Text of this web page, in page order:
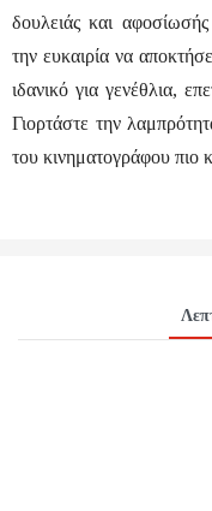
δουλειάς και
την ευκαιρία να
ιδανικό για γενέθλια,
Γιορτάστε την
του κινηματογράφου πιο